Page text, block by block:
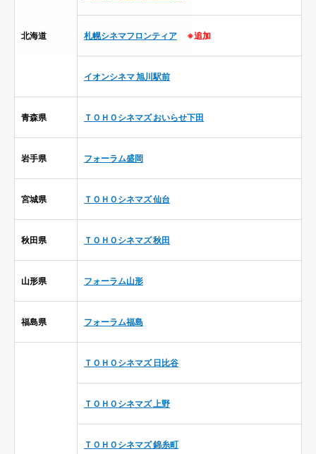
北海道 札幌シネマフロンティア ※追加
イオンシネマ 旭川駅前
青森県 ＴＯＨＯシネマズ おいらせ下田
岩手県 フォーラム盛岡
宮城県 ＴＯＨＯシネマズ 仙台
秋田県 ＴＯＨＯシネマズ 秋田
山形県 フォーラム山形
福島県 フォーラム福島
ＴＯＨＯシネマズ 日比谷
ＴＯＨＯシネマズ 上野
ＴＯＨＯシネマズ 錦糸町